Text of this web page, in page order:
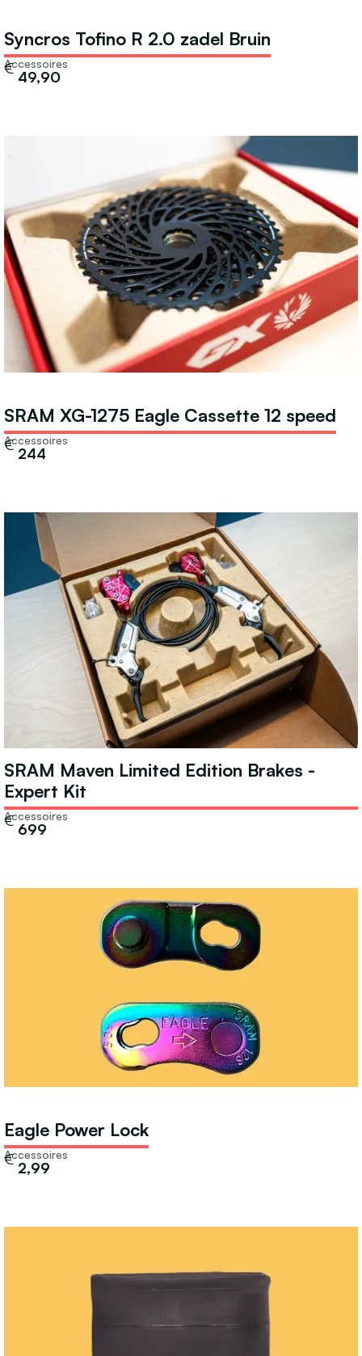
Syncros Tofino R 2.0 zadel Bruin
Accessoires
49,90
€
SRAM XG-1275 Eagle Cassette 12 speed
Accessoires
244
€
SRAM Maven Limited Edition Brakes -
Expert Kit
Accessoires
699
€
Eagle Power Lock
Accessoires
2,99
€